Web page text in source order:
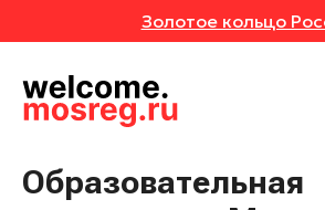
Золотое кольцо
Места
Отели
Маршруты
Образовательная